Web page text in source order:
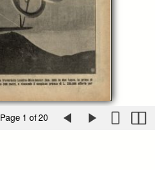
Page 1 of 20